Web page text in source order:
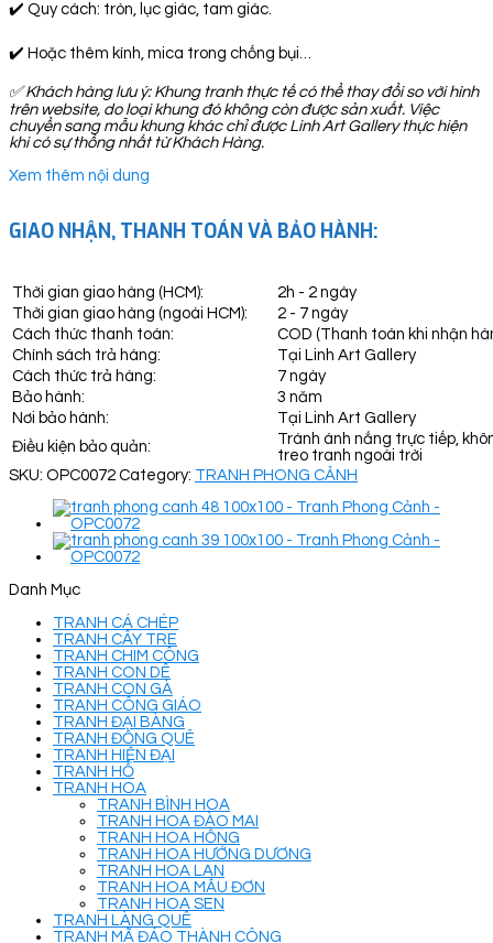
✔️ Quy cách: tròn, lục giác, tam giác.
✔️ Hoặc thêm kính, mica trong chống bụi…
✅ Khách hàng lưu ý: Khung tranh thực tế có thể thay đổi so với hình
trên website, do loại khung đó không còn được sản xuất. Việc
chuyển sang mẫu khung khác chỉ được Linh Art Gallery thực hiện
khi có sự thống nhất từ Khách Hàng.
Xem thêm nội dung
GIAO NHẬN, THANH TOÁN VÀ BẢO HÀNH:
Thời gian giao hàng (HCM):
2h - 2 ngày
Thời gian giao hàng (ngoài HCM):
2 - 7 ngày
Cách thức thanh toán:
COD (Thanh toán khi nhận
Chính sách trả hàng:
Tại Linh Art Gallery
Cách thức trả hàng:
7 ngày
Bảo hành:
3 năm
Nơi bảo hành:
Tại Linh Art Gallery
Điều kiện bảo quản:
Tránh ánh nắng trực tiếp,
treo tranh ngoài trời
SKU: OPC0072 Category: TRANH PHONG CẢNH
Danh Mục
TRANH CÁ CHÉP
TRANH CÂY TRE
TRANH CHIM CÔNG
TRANH CON DÊ
TRANH CON GÀ
TRANH CÔNG GIÁO
TRANH ĐẠI BÀNG
TRANH ĐỒNG QUÊ
TRANH HIỆN ĐẠI
TRANH HỔ
TRANH HOA
TRANH BÌNH HOA
TRANH HOA ĐÀO MAI
TRANH HOA HỒNG
TRANH HOA HƯỚNG DƯƠNG
TRANH HOA LAN
TRANH HOA MẪU ĐƠN
TRANH HOA SEN
TRANH LÀNG QUÊ
TRANH MÃ ĐÁO THÀNH CÔNG